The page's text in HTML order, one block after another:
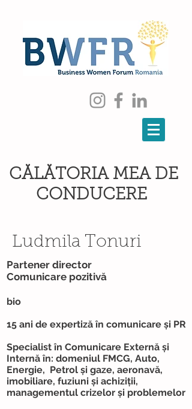
CĂLĂTORIA MEA DE
CONDUCERE
Ludmila Tonuri
Partener director
Comunicare pozitivă
bio
15 ani de expertiză în comunicare și PR
Specialist în Comunicare Externă și
Internă în: domeniul FMCG, Auto,
Energie, Petrol și gaze, aeronavă,
imobiliare, fuziuni și achiziții,
managementul crizelor și problemelor